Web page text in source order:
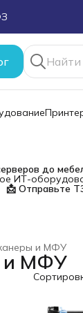
ТЗ
до
ИТ-
📩 Отправьте
и МФУ
и МФУ